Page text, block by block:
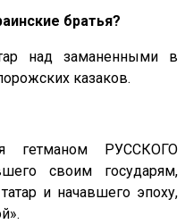
братья?
над заманенными в
казаков.
гетманом РУССКОГО
своим государям,
и начавшего эпоху,